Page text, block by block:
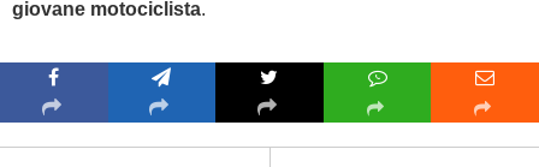
giovane motociclista.